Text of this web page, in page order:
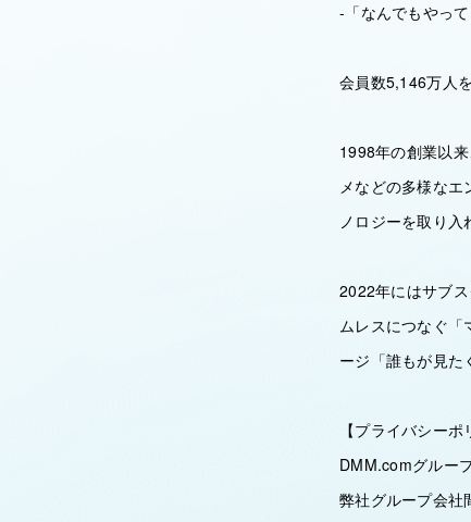
-「なんでもやっ
会員数5,146万人
1998年の創業以
メなどの多様な
ノロジーを取り入
2022年にはサブ
ムレスにつなぐ「
ージ「誰もが見た
【プライバシーポ
DMM.comグルー
弊社グループ会社